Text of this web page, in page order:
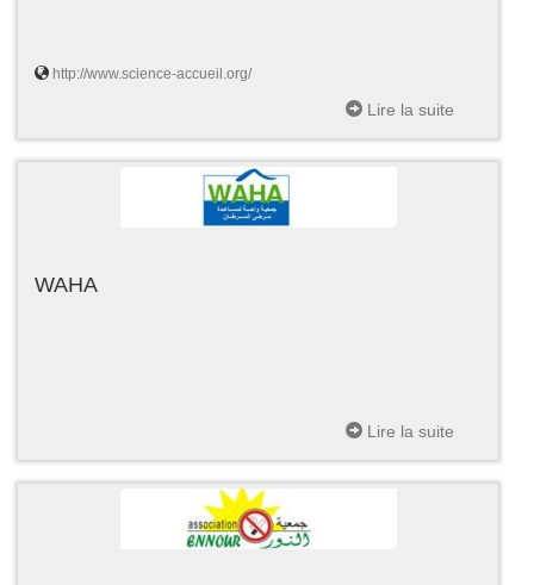
http://www.science-accueil.org/
Lire la suite
WAHA
Lire la suite